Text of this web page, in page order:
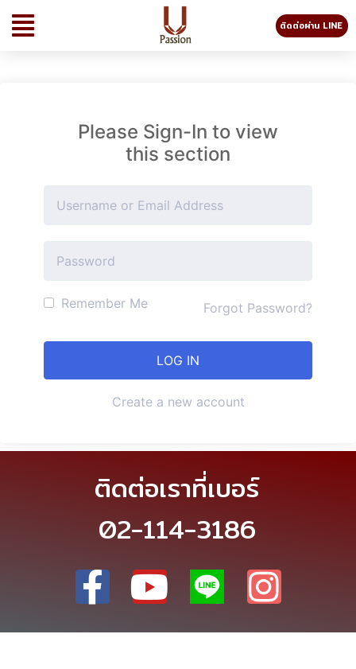
ติดต่อผ่าน LINE
Please Sign-In to view
this section
Remember Me Forgot Password?
Create a new account
ติดต่อเราที่เบอร์
02-114-3186